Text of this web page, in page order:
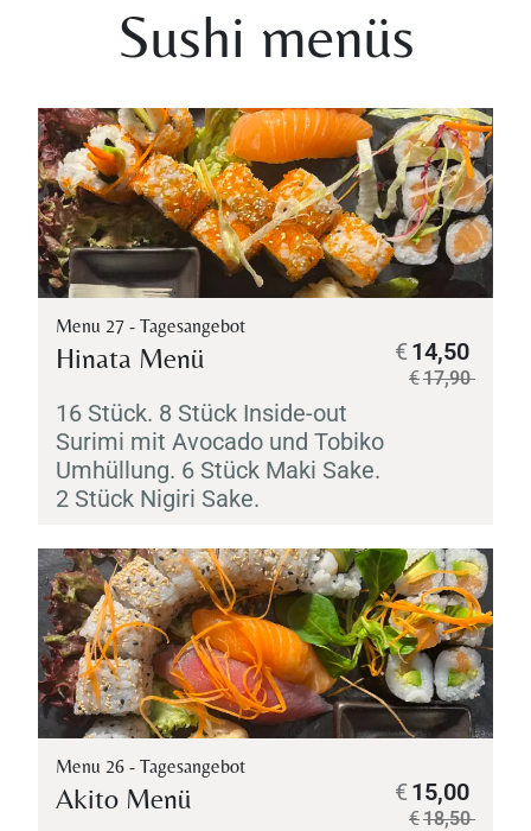
Sushi menüs
Menu 27 - Tagesangebot
Hinata Menü
16 Stück. 8 Stück Inside-out
Surimi mit Avocado und Tobiko
Umhüllung. 6 Stück Maki Sake.
2 Stück Nigiri Sake.
17,90
€
14,50
€
Menu 26 - Tagesangebot
Akito Menü
18,50
€
15,00
€